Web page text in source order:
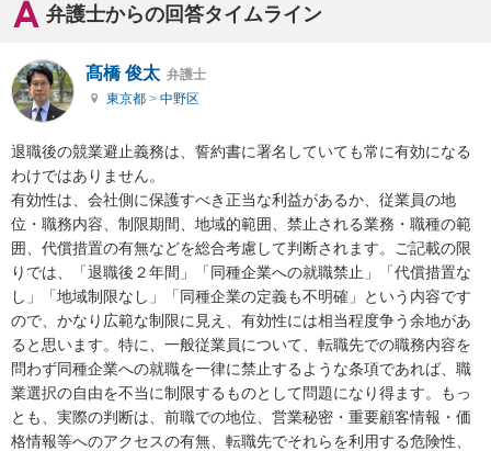
弁護士からの回答タイムライン
髙橋 俊太 弁護士
東京都 > 中野区
退職後の競業避止義務は、誓約書に署名していても常に有効になる
わけではありません。
有効性は、会社側に保護すべき正当な利益があるか、従業員の地
位・職務内容、制限期間、地域的範囲、禁止される業務・職種の範
囲、代償措置の有無などを総合考慮して判断されます。ご記載の限
りでは、「退職後２年間」「同種企業への就職禁止」「代償措置な
し」「地域制限なし」「同種企業の定義も不明確」という内容です
ので、かなり広範な制限に見え、有効性には相当程度争う余地があ
ると思います。特に、一般従業員について、転職先での職務内容を
問わず同種企業への就職を一律に禁止するような条項であれば、職
業選択の自由を不当に制限するものとして問題になり得ます。もっ
とも、実際の判断は、前職での地位、営業秘密・重要顧客情報・価
格情報等へのアクセスの有無、転職先でそれらを利用する危険性、